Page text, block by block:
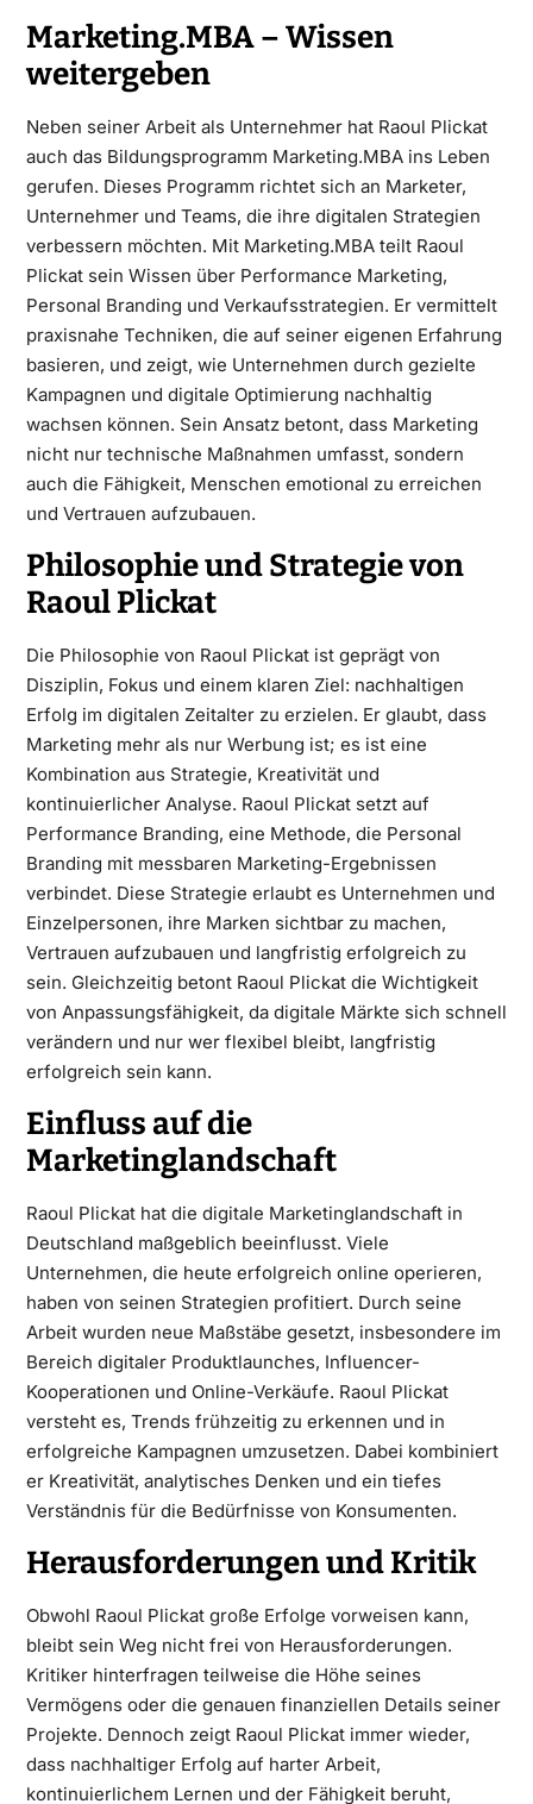
Marketing.MBA – Wissen
weitergeben
Neben seiner Arbeit als Unternehmer hat Raoul Plickat
auch das Bildungsprogramm Marketing.MBA ins Leben
gerufen. Dieses Programm richtet sich an Marketer,
Unternehmer und Teams, die ihre digitalen Strategien
verbessern möchten. Mit Marketing.MBA teilt Raoul
Plickat sein Wissen über Performance Marketing,
Personal Branding und Verkaufsstrategien. Er vermittelt
praxisnahe Techniken, die auf seiner eigenen Erfahrung
basieren, und zeigt, wie Unternehmen durch gezielte
Kampagnen und digitale Optimierung nachhaltig
wachsen können. Sein Ansatz betont, dass Marketing
nicht nur technische Maßnahmen umfasst, sondern
auch die Fähigkeit, Menschen emotional zu erreichen
und Vertrauen aufzubauen.
Philosophie und Strategie von
Raoul Plickat
Die Philosophie von Raoul Plickat ist geprägt von
Disziplin, Fokus und einem klaren Ziel: nachhaltigen
Erfolg im digitalen Zeitalter zu erzielen. Er glaubt, dass
Marketing mehr als nur Werbung ist; es ist eine
Kombination aus Strategie, Kreativität und
kontinuierlicher Analyse. Raoul Plickat setzt auf
Performance Branding, eine Methode, die Personal
Branding mit messbaren Marketing-Ergebnissen
verbindet. Diese Strategie erlaubt es Unternehmen und
Einzelpersonen, ihre Marken sichtbar zu machen,
Vertrauen aufzubauen und langfristig erfolgreich zu
sein. Gleichzeitig betont Raoul Plickat die Wichtigkeit
von Anpassungsfähigkeit, da digitale Märkte sich schnell
verändern und nur wer flexibel bleibt, langfristig
erfolgreich sein kann.
Einfluss auf die
Marketinglandschaft
Raoul Plickat hat die digitale Marketinglandschaft in
Deutschland maßgeblich beeinflusst. Viele
Unternehmen, die heute erfolgreich online operieren,
haben von seinen Strategien profitiert. Durch seine
Arbeit wurden neue Maßstäbe gesetzt, insbesondere im
Bereich digitaler Produktlaunches, Influencer-
Kooperationen und Online-Verkäufe. Raoul Plickat
versteht es, Trends frühzeitig zu erkennen und in
erfolgreiche Kampagnen umzusetzen. Dabei kombiniert
er Kreativität, analytisches Denken und ein tiefes
Verständnis für die Bedürfnisse von Konsumenten.
Herausforderungen und Kritik
Obwohl Raoul Plickat große Erfolge vorweisen kann,
bleibt sein Weg nicht frei von Herausforderungen.
Kritiker hinterfragen teilweise die Höhe seines
Vermögens oder die genauen finanziellen Details seiner
Projekte. Dennoch zeigt Raoul Plickat immer wieder,
dass nachhaltiger Erfolg auf harter Arbeit,
kontinuierlichem Lernen und der Fähigkeit beruht,